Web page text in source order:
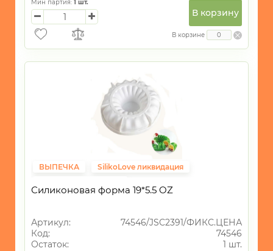
Мин партия: 1 шт.
В корзину
В корзине
ВЫПЕЧКА
SilikoLove ликвидация
Силиконовая форма 19*5.5 OZ
Артикул:
74546/JSC2391/ФИКС.ЦЕНА
Код:
74546
Остаток:
1 шт.